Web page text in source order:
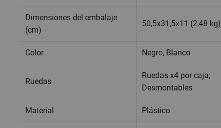
Dimensiones del embalaje
(cm)
50,5x31,5x11 (2,48 kg)
Color Negro, Blanco
Ruedas
Ruedas x4 por caja;
Desmontables
Material Plástico